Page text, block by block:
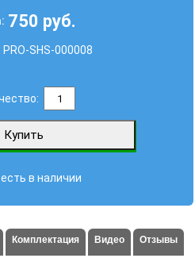
750 руб.
PRO-SHS-000008
в наличии
Комплектация Видео Отзывы